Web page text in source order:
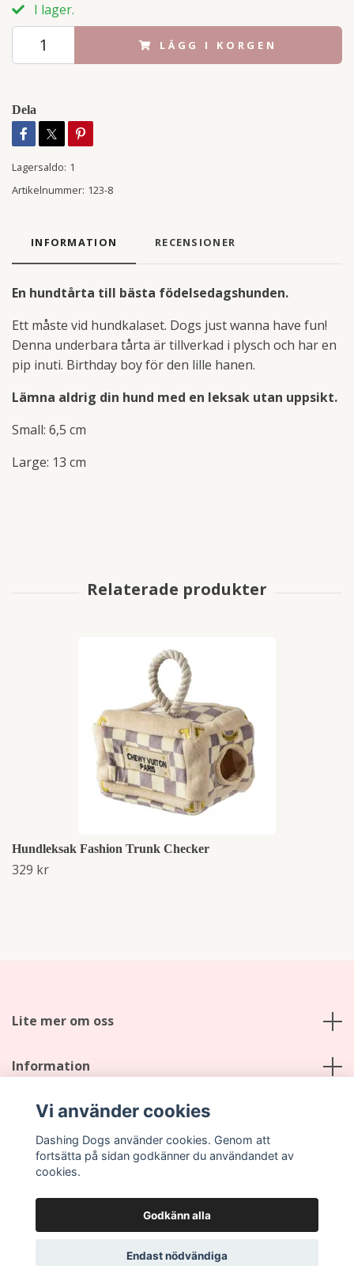
I lager.
LÄGG I KORGEN
Dela
Lagersaldo: 1
Artikelnummer: 123-8
INFORMATION RECENSIONER
En hundtårta till bästa födelsedagshunden.
Ett måste vid hundkalaset. Dogs just wanna have fun!
Denna underbara tårta är tillverkad i plysch och har en
pip inuti. Birthday boy för den lille hanen.
Lämna aldrig din hund med en leksak utan uppsikt.
Small: 6,5 cm
Large: 13 cm
Hundleksak Fashion Trunk Checker
329 kr
Lite mer om oss
Information
Sociala medier
© 2026 Dashing Dogs
Vi använder cookies
Dashing Dogs använder cookies. Genom att
fortsätta på sidan godkänner du användandet av
cookies.
Godkänn alla
Endast nödvändiga